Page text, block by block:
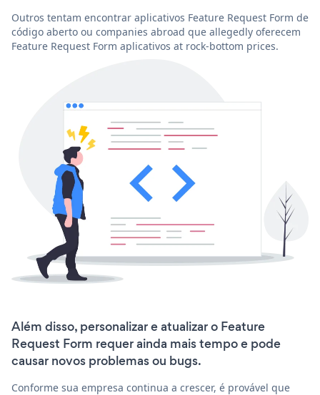
Outros tentam encontrar aplicativos Feature Request Form de
código aberto ou companies abroad que allegedly oferecem
Feature Request Form aplicativos at rock-bottom prices.
Além disso, personalizar e atualizar o Feature
Request Form requer ainda mais tempo e pode
causar novos problemas ou bugs.
Conforme sua empresa continua a crescer, é provável que